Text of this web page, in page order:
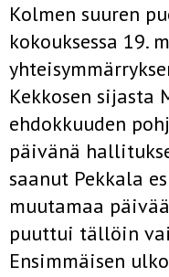
Kolmen suuren
kokouksessa 19.
Kekkosen sijasta
ehdokkuuden
päivänä
saanut Pekkala
muutamaa
puuttui tällöin
Ensimmäisen